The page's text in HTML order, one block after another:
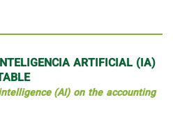
ARTIFICIAL (IA)
(AI) on the accounting